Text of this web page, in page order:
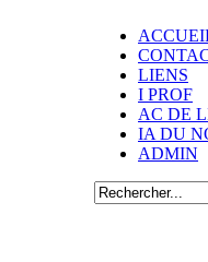
LIENS
I PROF
AC DE
IA DU
ADMIN